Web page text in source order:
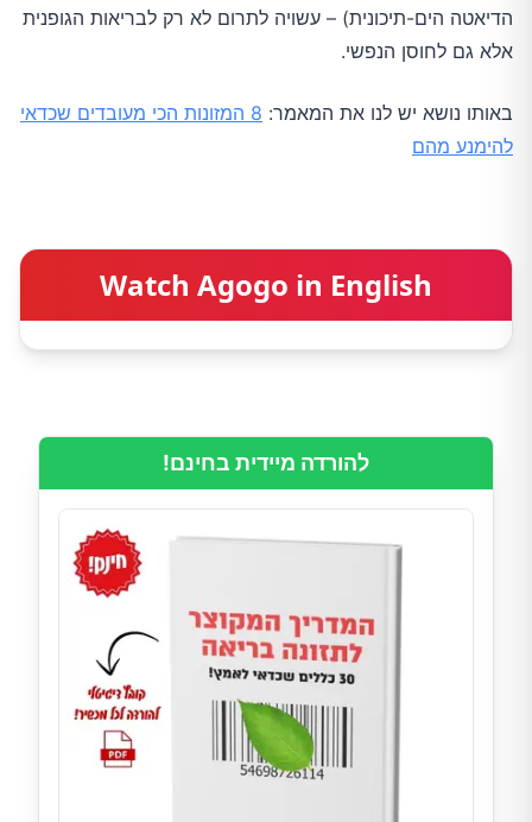
הדיאטה הים-תיכונית) – עשויה לתרום לא רק לבריאות הגופנית
אלא גם לחוסן הנפשי.
באותו נושא יש לנו את המאמר:
8 המזונות הכי מעובדים שכדאי
להימנע מהם
Watch Agogo in English
להורדה מיידית בחינם!